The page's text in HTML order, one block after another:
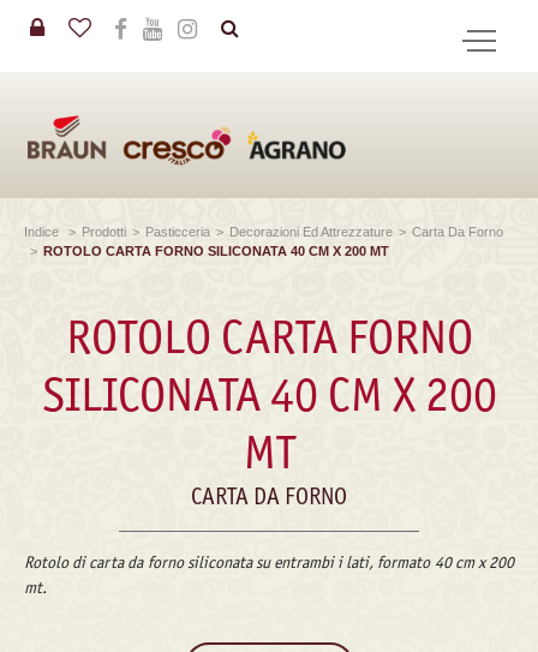
Indice > Prodotti > Pasticceria > Decorazioni Ed Attrezzature > Carta Da Forno
> ROTOLO CARTA FORNO SILICONATA 40 CM X 200 MT
ROTOLO CARTA FORNO
SILICONATA 40 CM X 200
MT
CARTA DA FORNO
Rotolo di carta da forno siliconata su entrambi i lati, formato 40 cm x 200
mt.